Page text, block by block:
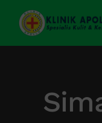
Skip
content
Layanan Kami